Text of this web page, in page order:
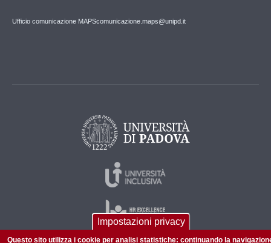
Ufficio comunicazione MAPScomunicazione.maps@unipd.it
Impostazioni privacy
Questo sito utilizza i cookie per analisi statistiche: continuando la